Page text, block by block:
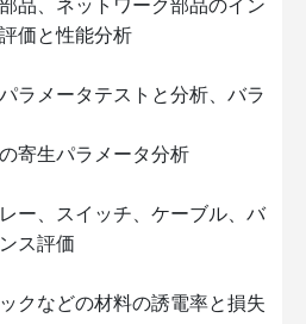
品、ネットワーク部品のイン
価と性能分析
ラメータテストと分析、バラ
寄生パラメータ分析
ー、スイッチ、ケーブル、バ
ス評価
クなどの材料の誘電率と損失